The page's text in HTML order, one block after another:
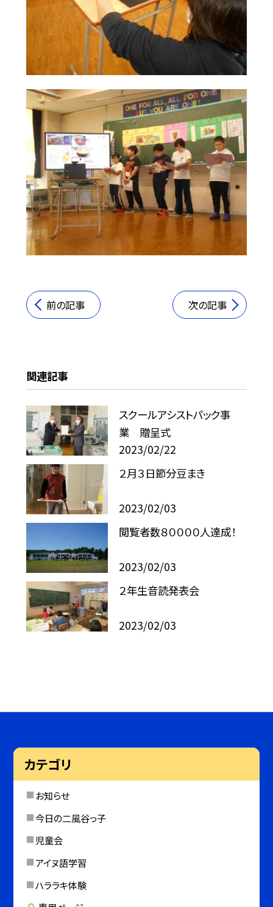
前の記事 次の記事
関連記事
スクールアシストパック事
業 贈呈式
2023/02/22
２月３日節分豆まき
2023/02/03
閲覧者数８００００人達成！
2023/02/03
２年生音読発表会
2023/02/03
カテゴリ
お知らせ
今日の二風谷っ子
児童会
アイヌ語学習
ハララキ体験